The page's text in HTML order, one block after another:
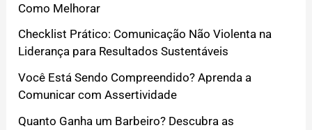
Como Melhorar
Checklist Prático: Comunicação Não Violenta na
Liderança para Resultados Sustentáveis
Você Está Sendo Compreendido? Aprenda a
Comunicar com Assertividade
Quanto Ganha um Barbeiro? Descubra as